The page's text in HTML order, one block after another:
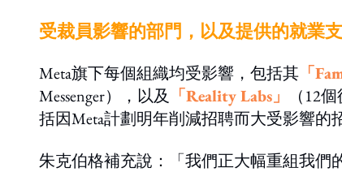
受裁員影響的部門，以及提供的就業
Meta旗下每個組織均受影響，包括其 「
Messenger），以及
「Reality Labs」
（12
括因Meta計劃明年削減招聘而大受影響的
朱克伯格補充說：「我們正大幅重組我們